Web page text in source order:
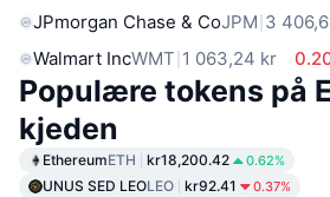
JPmorgan Chase & CoJPM 3
Walmart IncWMT 1 063,24 kr
Populære tokens på
kjeden
EthereumETH kr18,200.42 0.62%
UNUS SED LEOLEO kr92.41 0.37%